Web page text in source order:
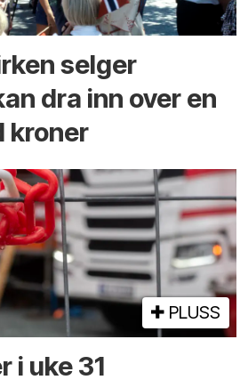
selger
dra inn over en
kroner
PLUSS
i uke 31